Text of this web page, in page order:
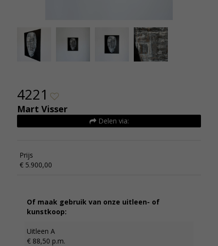
4221
Mart Visser
Delen via:
Prijs
€ 5.900,00
Of maak gebruik van onze uitleen- of
kunstkoop:
Uitleen A
€ 88,50 p.m.